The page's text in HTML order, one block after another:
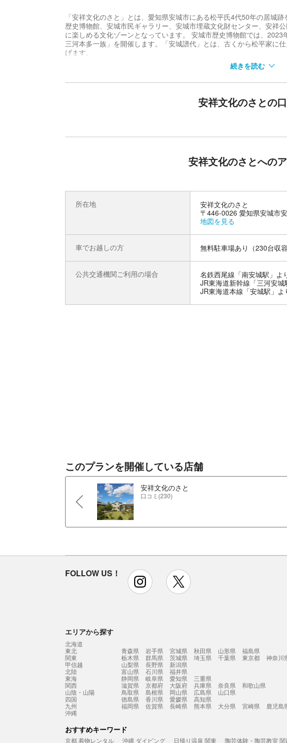
「安祥文化のさと」とは、愛知県安城市にある松平氏4代50年の居城
歴史博物館、安城市民ギャラリー、安城市埋蔵文化財センター、安祥
に楽しめる文化ゾーンとなっています。 安城市歴史博物館では、
三河本多一族」を開催します。「安城譜代」とは、古くから松平家に
げます。
本多氏は安城譜代として、代々安城松平家に仕え、一族から多くの譜
などの系譜類によると、本多氏は豊後国本多の助秀からはじまり、の
では鬼作左と称された本多重次の作左衛門家、家康から田原城を与え
本多氏に関わる様々な資料から、その活躍や一族の広がりをご覧くださ
続きを読む
安祥文化のさとの
安祥文化のさとへの
所在地
安祥文化のさと
〒446-0026 愛知県安城市
地図を見る
車でお越しの方 無料駐車場あり（230台収容
公共交通機関ご利用の場合
名鉄西尾線「南安城駅」よ
JR東海道新幹線「三河安
JR東海道本線「安城駅」
このプランを開催している店舗
安祥文化のさと
口コミ(230)
FOLLOW US！ instagram
エリアから探す
北海道
東北
青森県 岩手県 宮城県 秋田県 山形県
福島県
関東
栃木県 群馬県 茨城県 埼玉県 千葉県 東京都
神奈川
甲信越
山梨県 長野県
新潟県
北陸
富山県 石川県
福井県
東海
静岡県 岐阜県 愛知県
三重県
関西
滋賀県 京都府 大阪府 兵庫県 奈良県
和歌山県
山陰・山陽
鳥取県 島根県 岡山県 広島県
山口県
四国
徳島県 香川県 愛媛県
高知県
九州
福岡県 佐賀県 長崎県 熊本県 大分県 宮崎県
鹿児島
沖縄
おすすめキーワード
京都 着物レンタル 沖縄 ダイビング 日帰り温泉 関東 陶芸体験・陶芸教室 関